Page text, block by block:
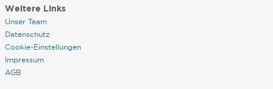
Weitere Links
Unser Team
Datenschutz
Cookie-Einstellungen
Impressum
AGB